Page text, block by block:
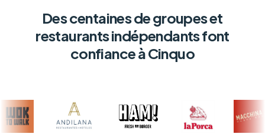
Des centaines de groupes et
restaurants indépendants font
confiance à Cinquo